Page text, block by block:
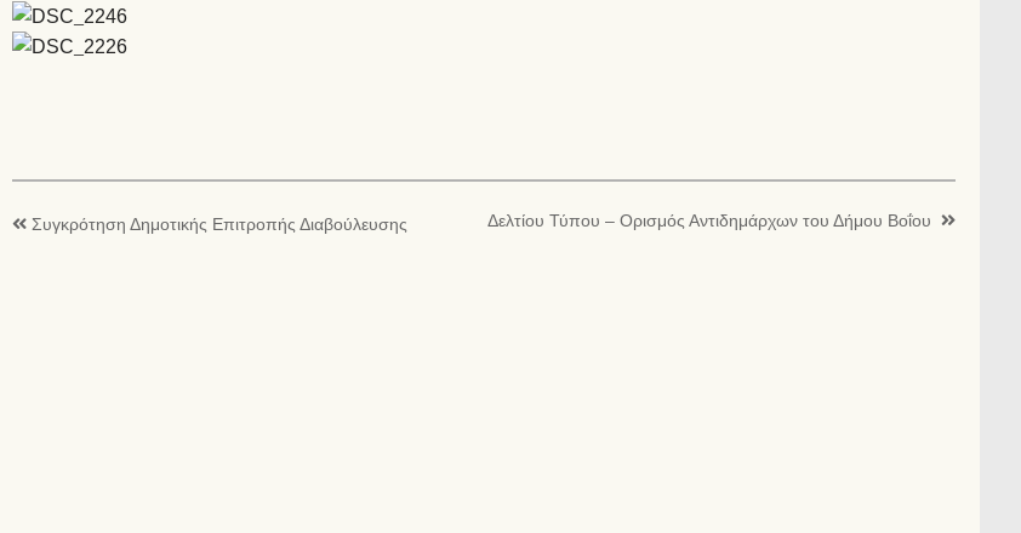
Συγκρότηση Δημοτικής Επιτροπής Διαβούλευσης Δελτίου Τύπου – Ορισμός Αντιδημάρχων του Δήμου Βοΐου